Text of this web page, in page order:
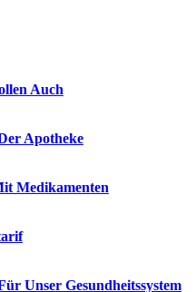
Auch
Apotheke
Medikamenten
Unser Gesundheitssystem